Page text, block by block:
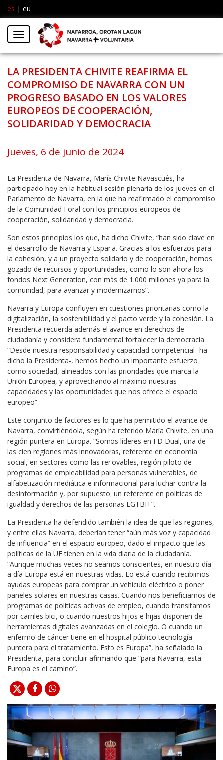
es | eu
Menú
LA PRESIDENTA CHIVITE REAFIRMA EL
COMPROMISO DE NAVARRA CON UN
PROGRESO BASADO EN LOS VALORES
EUROPEOS DE COOPERACIÓN,
SOLIDARIDAD Y DEMOCRACIA
Jueves, 6 de junio de 2024
La Presidenta de Navarra, María Chivite Navascués, ha
participado hoy en la habitual sesión plenaria de los jueves en el
Parlamento de Navarra, en la que ha reafirmado el compromiso
de la Comunidad Foral con los principios europeos de
cooperación, solidaridad y democracia.
Son estos principios los que, ha dicho Chivite, “han sido clave en
el desarrollo de Navarra y España. Gracias a los esfuerzos para
la cohesión, y a un proyecto solidario y de cooperación, hemos
gozado de recursos y oportunidades, como lo son ahora los
fondos Next Generation, con más de 1.000 millones ya para la
comunidad, para avanzar y modernizarnos”.
Navarra y Europa confluyen en cuestiones prioritarias como la
digitalización, la sostenibilidad y el pacto verde y la cohesión. La
Presidenta recuerda además el avance en derechos de
ciudadanía y considera fundamental fortalecer la democracia.
“Desde nuestra responsabilidad y capacidad competencial -ha
dicho la Presidenta-, hemos hecho un importante esfuerzo
como sociedad, alineados con las prioridades que marca la
Unión Europea, y aprovechando al máximo nuestras
capacidades y las oportunidades que nos ofrece el espacio
europeo”.
Este conjunto de factores es lo que ha permitido el avance de
Navarra, convirtiéndola, según ha referido María Chivite, en una
región puntera en Europa. “Somos líderes en FD Dual, una de
las cien regiones más innovadoras, referente en economía
social, en sectores como las renovables, región piloto de
programas de empleabilidad para personas vulnerables, de
alfabetización mediática e informacional para luchar contra la
desinformación y, por supuesto, un referente en políticas de
igualdad y derechos de las personas LGTBI+”.
La Presidenta ha defendido también la idea de que las regiones,
y entre ellas Navarra, deberían tener “aún más voz y capacidad
de influencia” en el espacio europeo, dado el impacto que las
políticas de la UE tienen en la vida diaria de la ciudadanía.
“Aunque muchas veces no seamos conscientes, en nuestro día
a día Europa está en nuestras vidas. Lo está cuando recibimos
ayudas europeas para comprar un vehículo eléctrico o poner
paneles solares en nuestras casas. Cuando nos beneficiamos de
programas de políticas activas de empleo, cuando transitamos
por carriles bici, o cuando nuestros hijos e hijas disponen de
herramientas digitales avanzadas en el colegio. O cuando un
enfermo de cáncer tiene en el hospital público tecnología
puntera para el tratamiento. Esto es Europa”, ha señalado la
Presidenta, para concluir afirmando que “para Navarra, esta
Europa es el camino”.